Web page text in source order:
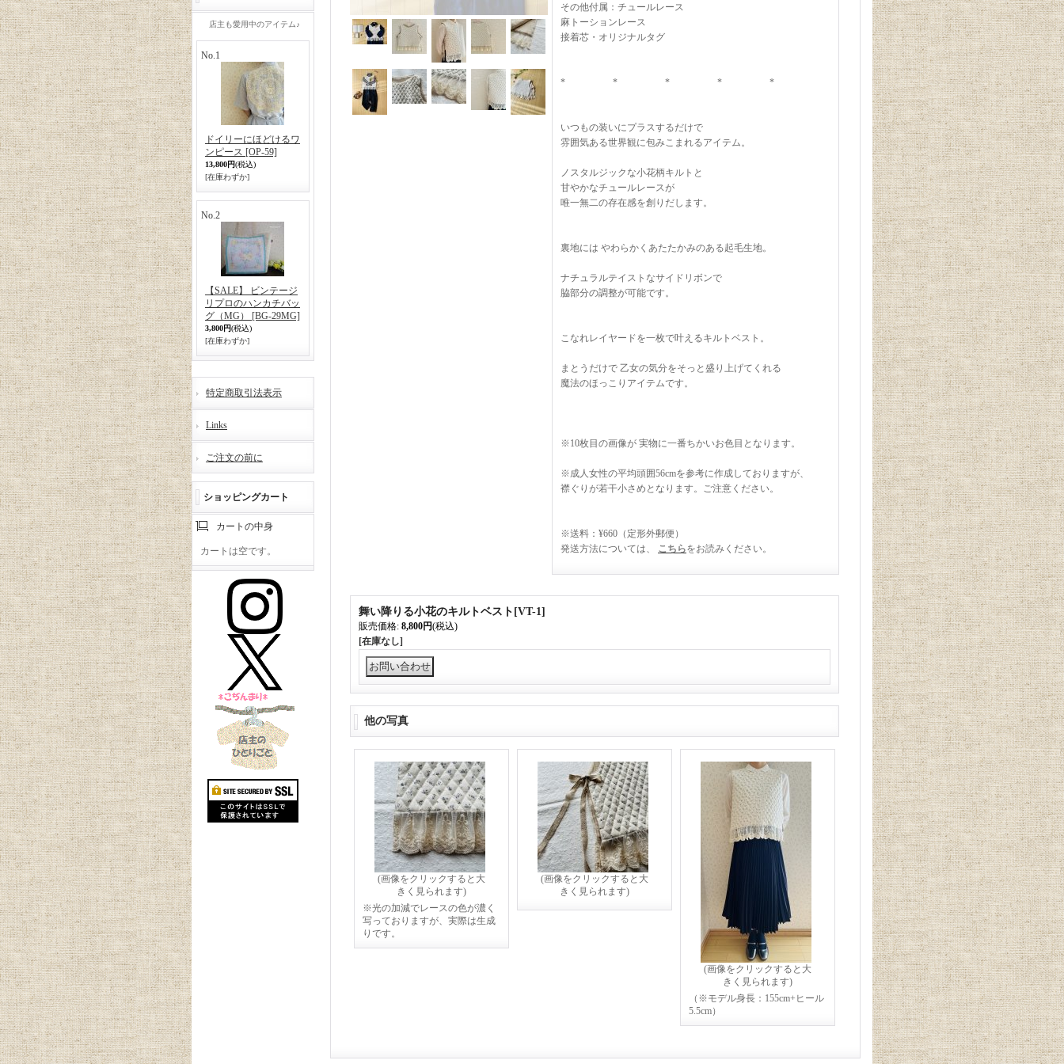
店主も愛用中のアイテム♪
No.1
ドイリーにほどけるワ
ンピース [OP-59]
13,800円(税込)
[在庫わずか]
No.2
【SALE】 ビンテージ
リプロのハンカチバッ
グ（MG） [BG-29MG]
3,800円(税込)
[在庫わずか]
特定商取引法表示
Links
ご注文の前に
ショッピングカート
カートの中身
カートは空です。
その他付属：チュールレース
麻トーションレース
接着芯・オリジナルタグ
* * * * *
いつもの装いにプラスするだけで
雰囲気ある世界観に包みこまれるアイテム。
ノスタルジックな小花柄キルトと
甘やかなチュールレースが
唯一無二の存在感を創りだします。
裏地には やわらかくあたたかみのある起毛生地。
ナチュラルテイストなサイドリボンで
脇部分の調整が可能です。
こなれレイヤードを一枚で叶えるキルトベスト。
まとうだけで 乙女の気分をそっと盛り上げてくれる
魔法のほっこりアイテムです。
※10枚目の画像が 実物に一番ちかいお色目となります。
※成人女性の平均頭囲56cmを参考に作成しておりますが、
襟ぐりが若干小さめとなります。ご注意ください。
※送料：¥660（定形外郵便）
発送方法については、
こちらをお読みください。
舞い降りる小花のキルトベスト [VT-1]
販売価格: 8,800円(税込)
[在庫なし]
他の写真
(画像をクリックすると大
きく見られます)
※光の加減でレースの色が濃く
写っておりますが、実際は生成
りです。
(画像をクリックすると大
きく見られます)
(画像をクリックすると大
きく見られます)
（※モデル身長：155cm+ヒール
5.5cm）